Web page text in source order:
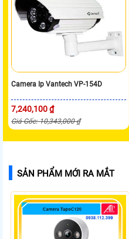
Camera Ip Vantech VP-154D
7,240,100 ₫
Giá Gốc: 10,343,000 ₫
SẢN PHẨM MỚI RA MẮT